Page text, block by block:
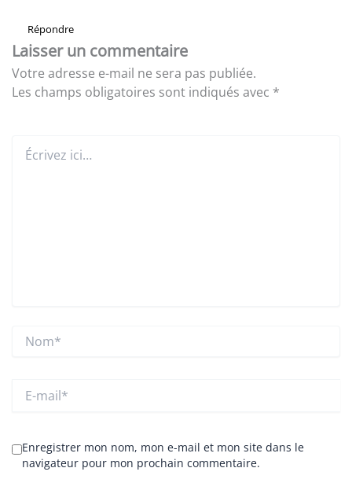
Répondre
Laisser un commentaire
Votre adresse e-mail ne sera pas publiée.
Les champs obligatoires sont indiqués avec *
ici…
mail*
Enregistrer mon nom, mon e-mail et mon site dans le
navigateur pour mon prochain commentaire.